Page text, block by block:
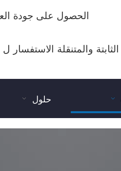
الحصول على جودة
الثابتة والمتنقلة الاستفسار ل
حلول